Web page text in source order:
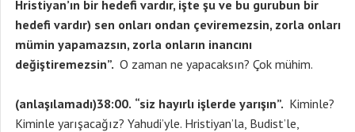
Hristiyan’ın bir hedefi vardır, işte şu ve bu gurubun bir
hedefi vardır) sen onları ondan çeviremezsin, zorla onları
mümin yapamazsın, zorla onların inancını
değiştiremezsin”. O zaman ne yapacaksın? Çok mühim.
(anlaşılamadı)38:00. “siz hayırlı işlerde yarışın”. Kiminle?
Kiminle yarışacağız? Yahudi’yle. Hristiyan’la, Budist’le,